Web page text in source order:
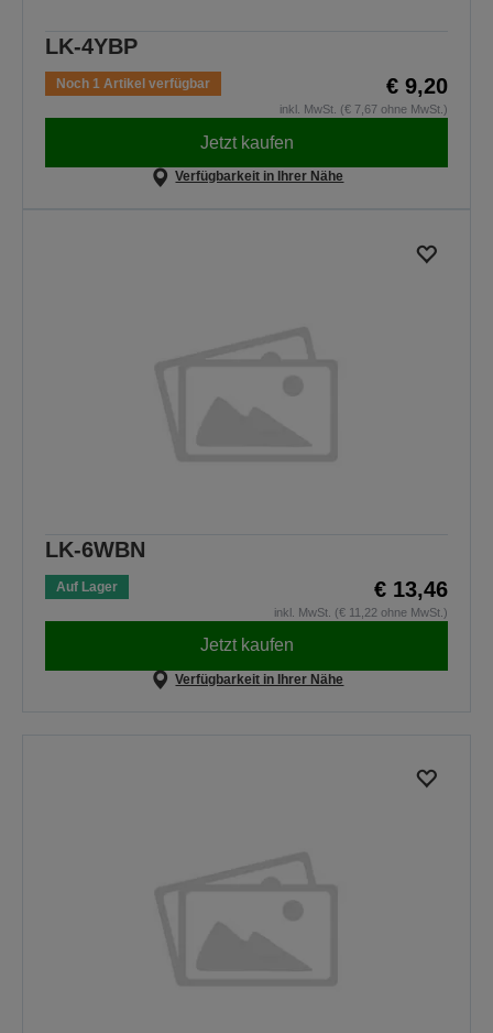
LK-4YBP
Noch 1 Artikel verfügbar € 9,20
inkl. MwSt. (€ 7,67 ohne MwSt.)
Jetzt kaufen
Verfügbarkeit in Ihrer Nähe
LK-6WBN
Auf Lager € 13,46
inkl. MwSt. (€ 11,22 ohne MwSt.)
Jetzt kaufen
Verfügbarkeit in Ihrer Nähe